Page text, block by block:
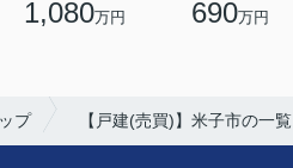
1,080万円 690万円
プ 【戸建(売買)】米子市の一覧